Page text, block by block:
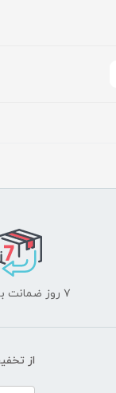
۷ روز ضمانت بازگشت
از